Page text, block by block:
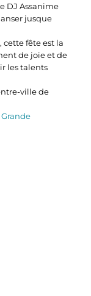
DJ Assanime
jusque
cette fête est la
de joie et de
les talents
ville de